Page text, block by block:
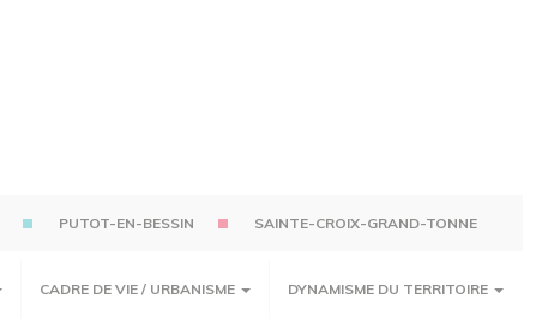
PUTOT-EN-BESSIN SAINTE-CROIX-GRAND-TONNE
CADRE DE VIE / URBANISME DYNAMISME DU TERRITOIRE